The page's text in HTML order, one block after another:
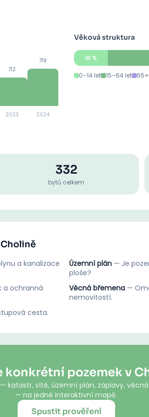
712
2023
719
2024
Věková struktura
16 %
0–14 let 15–64 let
332
bytů celkem
a kanalizace
Územní plán — Je
ploše?
a ochranná
Věcná břemena —
nemovitostí.
cesta.
konkrétní pozemek v
katastr, sítě, územní plán, záplavy,
— na jedné interaktivní mapě.
Spustit prověření